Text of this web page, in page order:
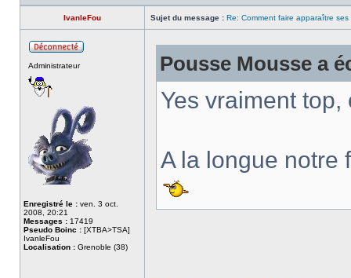
IvanleFou Sujet du message : Re: Comment faire apparaître ses
Administrateur
Enregistré le : ven. 3 oct.
2008, 20:21
Messages : 17419
Pseudo Boinc : [XTBA>TSA]
IvanleFou
Localisation : Grenoble (38)
Pousse Mousse a
Yes vraiment
A la longue notre